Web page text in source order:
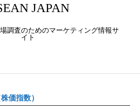
JAPAN
調査のためのマーケティング情報サ
イト
価指数）